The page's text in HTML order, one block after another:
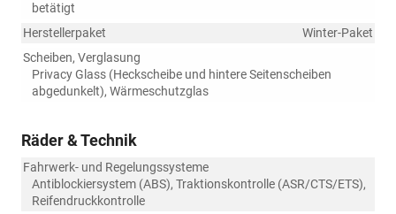
betätigt
Herstellerpaket
Winter-Paket
Scheiben, Verglasung
Privacy Glass (Heckscheibe und hintere Seitenscheiben
abgedunkelt), Wärmeschutzglas
Räder & Technik
Fahrwerk- und Regelungssysteme
Antiblockiersystem (ABS), Traktionskontrolle (ASR/CTS/ETS),
Reifendruckkontrolle